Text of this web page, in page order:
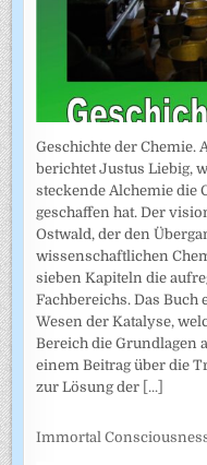
Geschichte der Chemie.
berichtet Justus Liebig,
steckende Alchemie die
geschaffen hat. Der
Ostwald, der den
wissenschaftlichen
sieben Kapiteln die
Fachbereichs. Das Buch
Wesen der Katalyse,
Bereich die Grundlagen
einem Beitrag über die
zur Lösung der [...]
Immortal